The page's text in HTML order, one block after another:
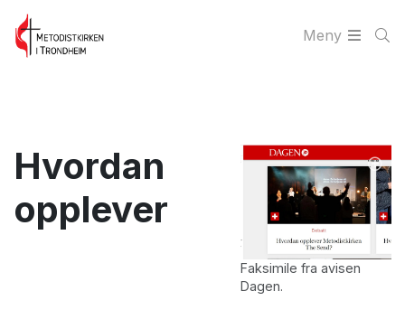
Meny
Faksimile fra avisen
Dagen.
Hvordan
opplever